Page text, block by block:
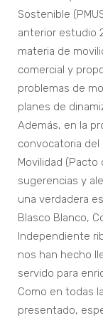
Sostenible
anterior estudio
materia de
comercial y
problemas de
planes de
Además, en la
convocatoria del
Movilidad (Pacto
sugerencias y
una verdadera
Blasco Blanco,
Independiente
nos han hecho
servido para
Como en todas
presentado,